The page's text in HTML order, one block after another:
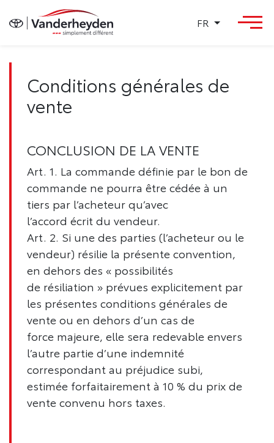
FR
Conditions générales de
vente
CONCLUSION DE LA VENTE
Art. 1. La commande définie par le bon de
commande ne pourra être cédée à un
tiers par l’acheteur qu’avec
l’accord écrit du vendeur.
Art. 2. Si une des parties (l’acheteur ou le
vendeur) résilie la présente convention,
en dehors des « possibilités
de résiliation » prévues explicitement par
les présentes conditions générales de
vente ou en dehors d’un cas de
force majeure, elle sera redevable envers
l’autre partie d’une indemnité
correspondant au préjudice subi,
estimée forfaitairement à 10 % du prix de
vente convenu hors taxes.